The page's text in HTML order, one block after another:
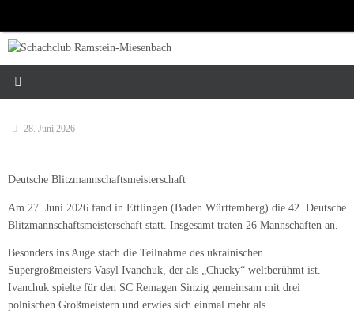
springen
28. Juni 2026
Deutsche Blitzmannschaftsmeisterschaft
Am 27. Juni 2026 fand in Ettlingen (Baden Württemberg) die 42. Deutsche
Blitzmannschaftsmeisterschaft statt. Insgesamt traten 26 Mannschaften an.
Besonders ins Auge stach die Teilnahme des ukrainischen
Supergroßmeisters Vasyl Ivanchuk, der als „Chucky“ weltberühmt ist.
Ivanchuk spielte für den SC Remagen Sinzig gemeinsam mit drei
polnischen Großmeistern und erwies sich einmal mehr als